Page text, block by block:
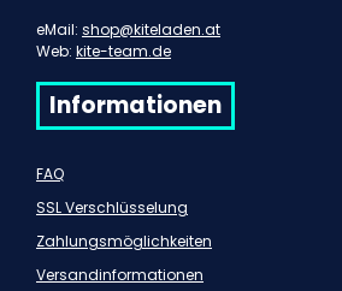
eMail: shop@kiteladen.at
Web: kite-team.de
Informationen
FAQ
SSL Verschlüsselung
Zahlungsmöglichkeiten
Versandinformationen